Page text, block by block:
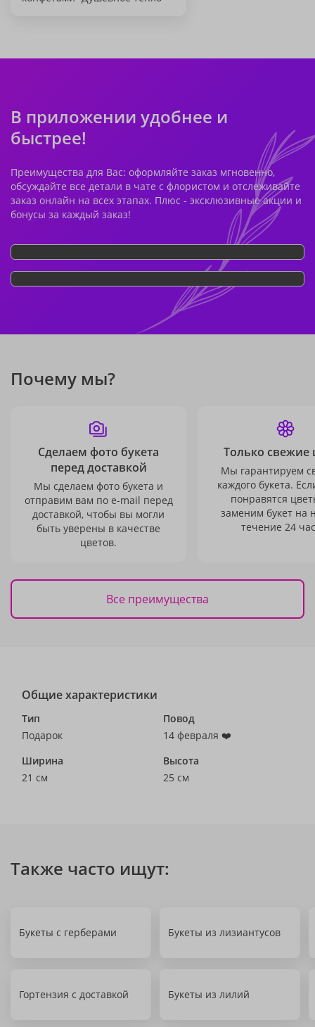
В приложении удобнее и
быстрее!
Преимущества для Вас: оформляйте заказ мгновенно,
обсуждайте все детали в чате с флористом и отслеживайте
заказ онлайн на всех этапах. Плюс - эксклюзивные акции и
бонусы за каждый заказ!
Почему мы?
Сделаем фото букета
перед доставкой
Мы сделаем фото букета и
отправим вам по e-mail перед
доставкой, чтобы вы могли
быть уверены в качестве
цветов.
Только свежие
Мы гарантируем
каждого букета.
понравятся
заменим букет на
течение 24
Все преимущества
Общие характеристики
Тип
Подарок
Повод
14 февраля ❤️
Ширина
21 см
Высота
25 см
Также часто ищут:
Букеты с герберами Букеты из лизиантусов
Гортензия с доставкой Букеты из лилий